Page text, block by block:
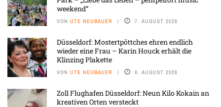
weekend“
VON UTE NEUBAUER 7. AUGUST 2026
Düsseldorf: Mostertpöttches ehren endlich
wieder eine Frau – Karin Houck erhält die
Klinzing Plakette
VON UTE NEUBAUER 6. AUGUST 2026
Zoll Flughafen Düsseldorf: Neun Kilo Kokain an
kreativen Orten versteckt